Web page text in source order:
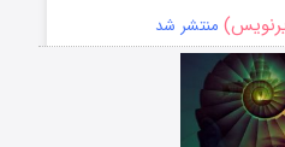
منتشر شد